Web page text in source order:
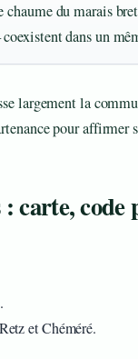
du marais
dans un
largement la
pour affirmer
carte, code
et Chéméré.